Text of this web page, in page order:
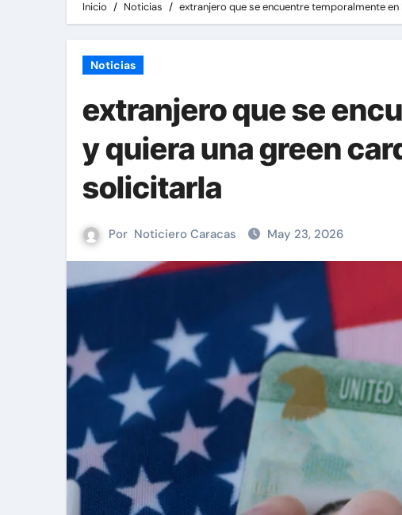
Inicio Noticias extranjero que se encuentre temporalmente
Noticias
extranjero que se
y quiera una green
solicitarla
Por Noticiero Caracas May 23, 2026